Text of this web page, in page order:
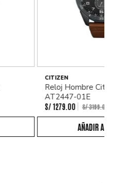
CITIZEN
Reloj Hombre
AT2447-01E
S/1279 00 S/3199.00